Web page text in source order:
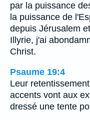
par la puissance
la puissance de
depuis Jérusalem
Illyrie, j'ai
Christ.
Psaume 19:4
Leur
accents vont aux
dressé une tente